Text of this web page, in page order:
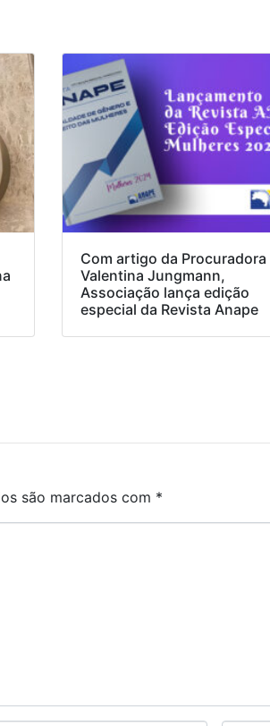
Com artigo da Procuradora
Valentina Jungmann,
Associação lança edição
especial da Revista Anape
são marcados com *